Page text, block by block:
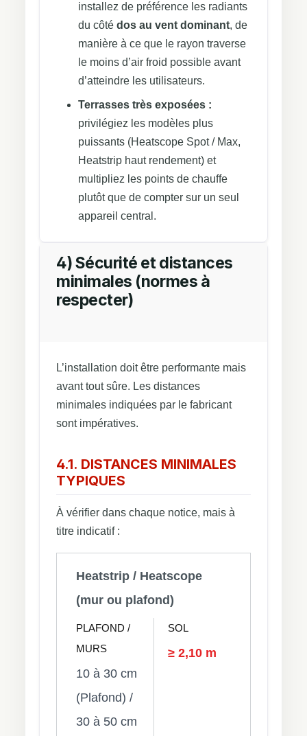
installez de préférence les radiants
du côté dos au vent dominant, de
manière à ce que le rayon traverse
le moins d’air froid possible avant
d’atteindre les utilisateurs.
Terrasses très exposées :
privilégiez les modèles plus
puissants (Heatscope Spot / Max,
Heatstrip haut rendement) et
multipliez les points de chauffe
plutôt que de compter sur un seul
appareil central.
4) Sécurité et distances
minimales (normes à
respecter)
L’installation doit être performante mais
avant tout sûre. Les distances
minimales indiquées par le fabricant
sont impératives.
4.1. DISTANCES MINIMALES
TYPIQUES
À vérifier dans chaque notice, mais à
titre indicatif :
Heatstrip / Heatscope
(mur ou plafond)
PLAFOND /
MURS
10 à 30 cm
(Plafond) /
30 à 50 cm
SOL
≥ 2,10 m